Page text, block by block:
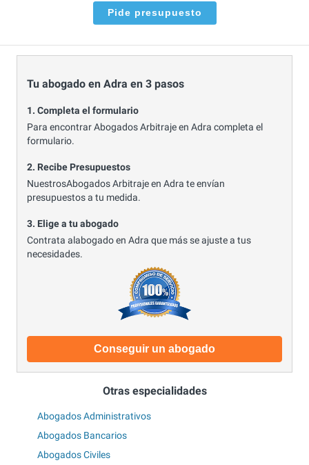
Pide presupuesto
Tu abogado en Adra en 3 pasos
1. Completa el formulario
Para encontrar Abogados Arbitraje en Adra completa el
formulario.
2. Recibe Presupuestos
NuestrosAbogados Arbitraje en Adra te envían
presupuestos a tu medida.
3. Elige a tu abogado
Contrata alabogado en Adra que más se ajuste a tus
necesidades.
Conseguir un abogado
Otras especialidades
Abogados Administrativos
Abogados Bancarios
Abogados Civiles